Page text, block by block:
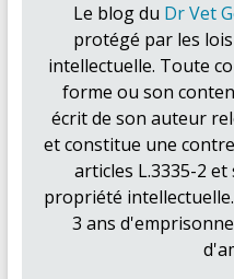
Le blog du Dr Vet
protégé par les
intellectuelle. Toute
forme ou son
écrit de son auteur
et constitue une
articles L.3335-2
propriété
3 ans